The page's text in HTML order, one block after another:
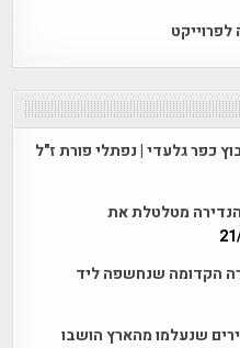
לפרוייקט
כפר גלעדי | נפתלי פורת ז"ל
מטלטלת את
הקדומה שנחשפה ליד
שנעלמו מהארץ הושבו